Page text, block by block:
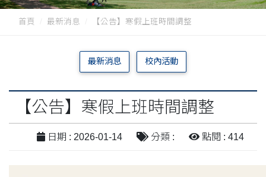
首頁 最新消息 【公告】寒假上班時間調整
最新消息 校內活動
【公告】寒假上班時間調整
日期 : 2026-01-14 分類 : 點閱 : 414